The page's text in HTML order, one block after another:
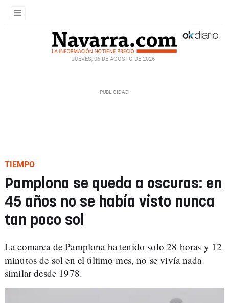
JUEVES, 06 DE AGOSTO DE 2026
TIEMPO
Pamplona se queda a oscuras: en
45 años no se había visto nunca
tan poco sol
La comarca de Pamplona ha tenido solo 28 horas y 12
minutos de sol en el último mes, no se vivía nada
similar desde 1978.